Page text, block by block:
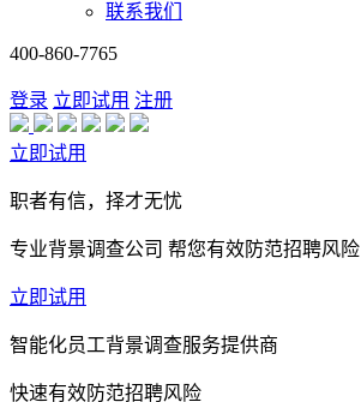
联系我们
400-860-7765
登录 立即试用 注册
立即试用
职者有信，择才无忧
专业背景调查公司 帮您有效防范招聘风险
立即试用
智能化员工背景调查服务提供商
快速有效防范招聘风险